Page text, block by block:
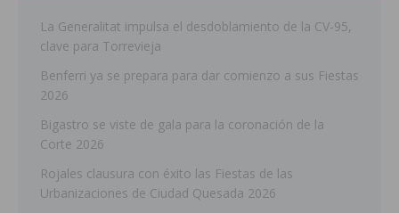
La Generalitat impulsa el desdoblamiento de la CV-95,
clave para Torrevieja
Benferri ya se prepara para dar comienzo a sus Fiestas
2026
Bigastro se viste de gala para la coronación de la
Corte 2026
Rojales clausura con éxito las Fiestas de las
Urbanizaciones de Ciudad Quesada 2026